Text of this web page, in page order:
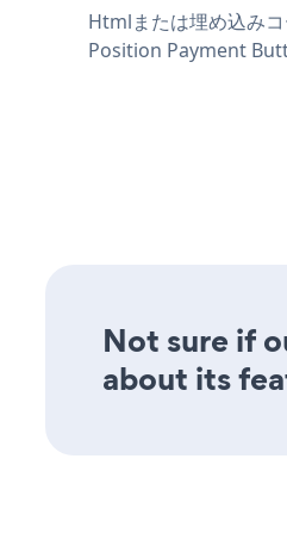
Htmlまたは埋め込み
Position Payment
Not sure if
about its